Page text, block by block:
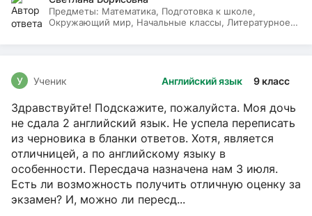
Предметы: Математика, Подготовка к школе,
Окружающий мир, Начальные классы, Литературное
Английский язык 9 класс
У Ученик
Здравствуйте! Подскажите, пожалуйста. Моя дочь
не сдала 2 английский язык. Не успела переписать
из черновика в бланки ответов. Хотя, является
отличницей, а по английскому языку в
особенности. Пересдача назначена нам 3 июля.
Есть ли возможность получить отличную оценку за
экзамен? И, можно ли пересд...